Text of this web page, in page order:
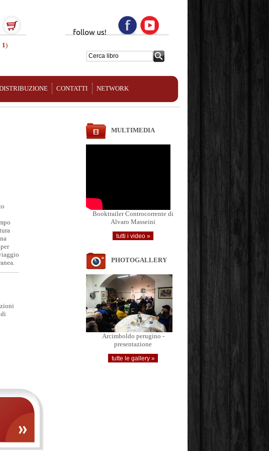
1)
CONTATTI NETWORK
MULTIMEDIA
Booktrailer Controcorrente di
Alvaro Masseini
PHOTOGALLERY
Arcimboldo perugino -
presentazione